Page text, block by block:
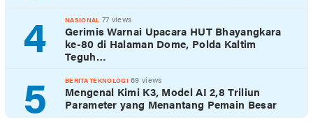
4 NASIONAL 77 views
Gerimis Warnai Upacara HUT Bhayangkara
ke-80 di Halaman Dome, Polda Kaltim
Teguh…
5 BERITA TEKNOLOGI 69 views
Mengenal Kimi K3, Model AI 2,8 Triliun
Parameter yang Menantang Pemain Besar